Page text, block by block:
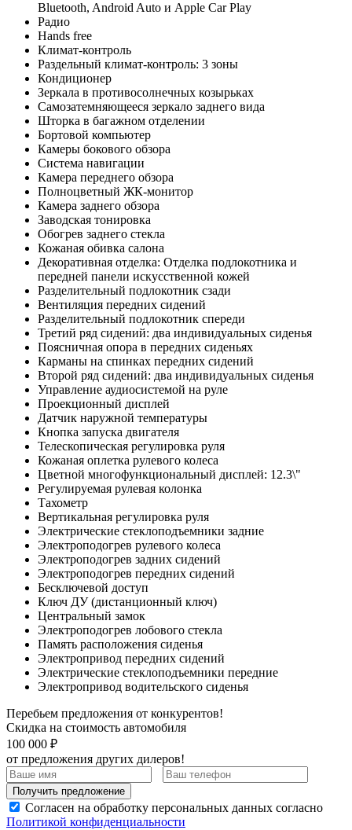
Bluetooth, Android Auto и Apple Car Play
Радио
Hands free
Климат-контроль
Раздельный климат-контроль: 3 зоны
Кондиционер
Зеркала в противосолнечных козырьках
Самозатемняющееся зеркало заднего вида
Шторка в багажном отделении
Бортовой компьютер
Камеры бокового обзора
Система навигации
Камера переднего обзора
Полноцветный ЖК-монитор
Камера заднего обзора
Заводская тонировка
Обогрев заднего стекла
Кожаная обивка салона
Декоративная отделка: Отделка подлокотника и
передней панели искусственной кожей
Разделительный подлокотник сзади
Вентиляция передних сидений
Разделительный подлокотник спереди
Третий ряд сидений: два индивидуальных сиденья
Поясничная опора в передних сиденьях
Карманы на спинках передних сидений
Второй ряд сидений: два индивидуальных сиденья
Управление аудиосистемой на руле
Проекционный дисплей
Датчик наружной температуры
Кнопка запуска двигателя
Телескопическая регулировка руля
Кожаная оплетка рулевого колеса
Цветной многофункциональный дисплей: 12.3\"
Регулируемая рулевая колонка
Тахометр
Вертикальная регулировка руля
Электрические стеклоподъемники задние
Электроподогрев рулевого колеса
Электроподогрев задних сидений
Электроподогрев передних сидений
Бесключевой доступ
Ключ ДУ (дистанционный ключ)
Центральный замок
Электроподогрев лобового стекла
Память расположения сиденья
Электропривод передних сидений
Электрические стеклоподъемники передние
Электропривод водительского сиденья
Перебьем предложения от конкурентов!
Скидка на стоимость автомобиля
100 000 ₽
от предложения других дилеров!
Получить предложение
Согласен на обработку персональных данных согласно
Политикой конфиденциальности